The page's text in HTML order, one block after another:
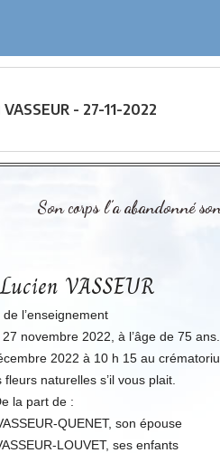
- 27-11-2022
Son corps l’a abandonné
VASSEUR
l’enseignement
novembre 2022, à l’âge de 75 ans.
2022 à 10 h 15 au
naturelles s’il vous plait.
la part de :
QUENET, son épouse
LOUVET, ses enfants